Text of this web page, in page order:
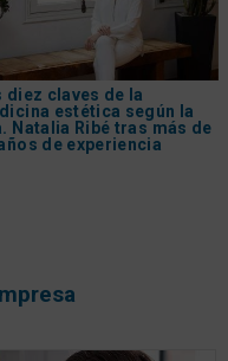
diez claves de la
estética según la
Natalia Ribé tras más de
de experiencia